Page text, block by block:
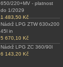
650/220+MV - platnost
do 1/2029
1 483,50 Kč
Nádrž LPG ZTW 630x200
45l in
5 670,10 Kč
Nádrž LPG ZC 360/90l
6 143,20 Kč